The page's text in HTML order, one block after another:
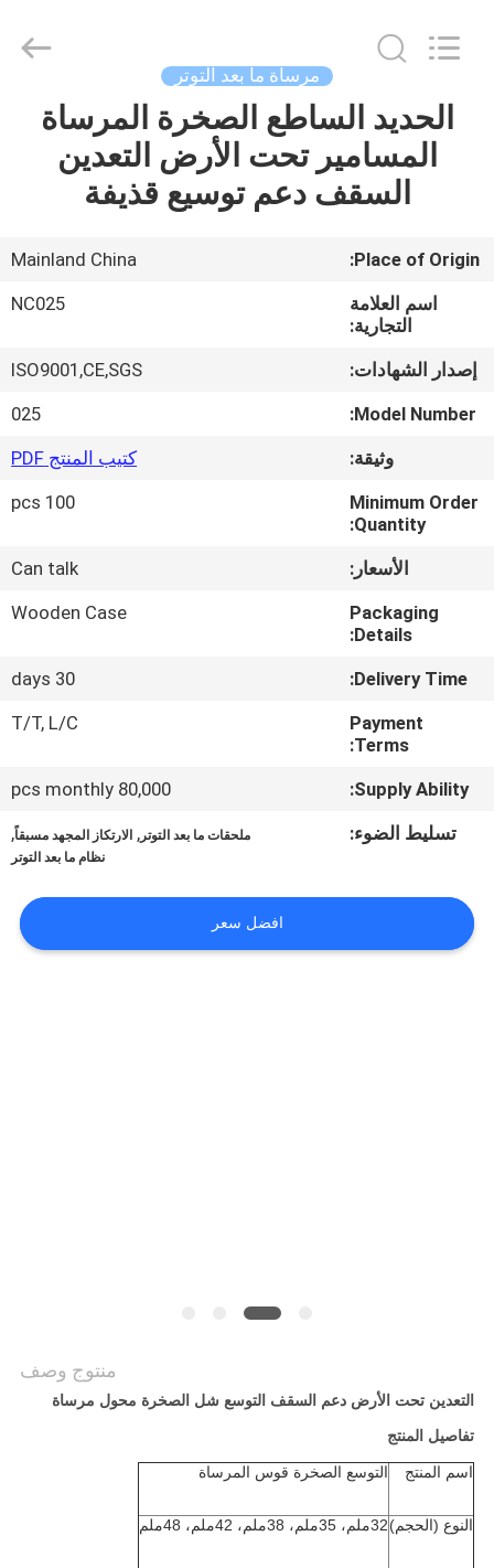
المنزل
المنتجات
فيديوهات
جولة
مراقبة
الجودة
بنا
اطلب
خريطة
CO.,LTD.
مرساة ما بعد التوتر
الحديد الساطع الصخرة المرساة
المسامير تحت الأرض التعدين
السقف دعم توسيع قذيفة
Place of Origin:
Mainland China
اسم العلامة
التجارية:
NC025
إصدار الشهادات:
ISO9001,CE,SGS
Model Number:
025
وثيقة:
كتيب المنتج PDF
Minimum Order
Quantity:
100 pcs
الأسعار:
Can talk
Packaging
Details:
Wooden Case
Delivery Time:
30 days
Payment
Terms:
T/T, L/C
Supply Ability:
80,000 pcs monthly
تسليط الضوء:
ملحقات ما بعد التوتر , الارتكاز المجهد مسبقاً,
نظام ما بعد التوتر
افضل سعر
منتوج وصف
التعدين تحت الأرض دعم السقف التوسع شل الصخرة محول مرساة
تفاصيل المنتج
اسم المنتج التوسع الصخرة قوس المرساة
النوع (الحجم)32ملم، 35ملم، 38ملم، 42ملم، 48ملم